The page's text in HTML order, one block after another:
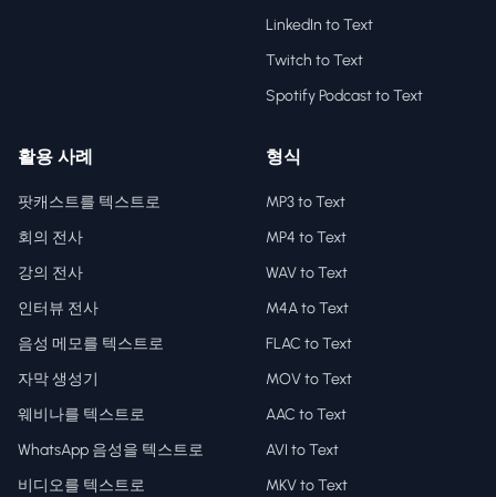
LinkedIn to Text
Twitch to Text
Spotify Podcast to Text
활용 사례
팟캐스트를 텍스트로
회의 전사
강의 전사
인터뷰 전사
음성 메모를 텍스트로
자막 생성기
웨비나를 텍스트로
WhatsApp 음성을 텍스트로
비디오를 텍스트로
형식
MP3 to Text
MP4 to Text
WAV to Text
M4A to Text
FLAC to Text
MOV to Text
AAC to Text
AVI to Text
MKV to Text